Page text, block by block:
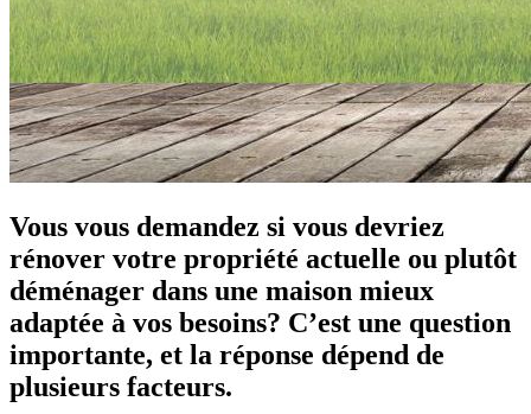
Vous vous demandez si vous devriez
rénover votre propriété actuelle ou plutôt
déménager dans une maison mieux
adaptée à vos besoins? C’est une question
importante, et la réponse dépend de
plusieurs facteurs.